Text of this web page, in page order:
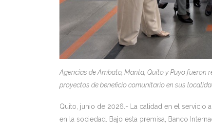
Agencias de Ambato, Manta, Quito y Puyo fueron
proyectos de beneficio comunitario en sus
Quito, junio de 2026.- La calidad en el servicio
en la sociedad. Bajo esta premisa, Banco